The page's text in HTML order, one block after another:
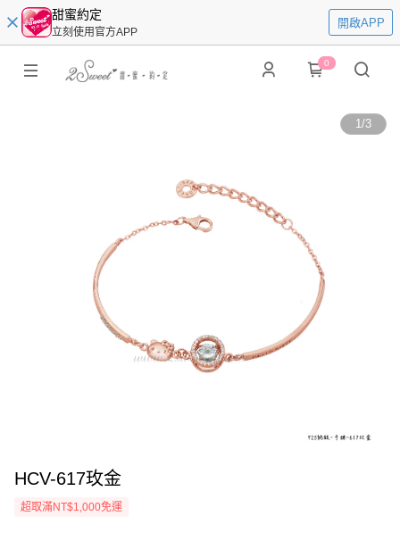
甜蜜約定
立刻使用官方APP
開啟APP
0
1/3
HCV-617玫金
超取滿NT$1,000免運